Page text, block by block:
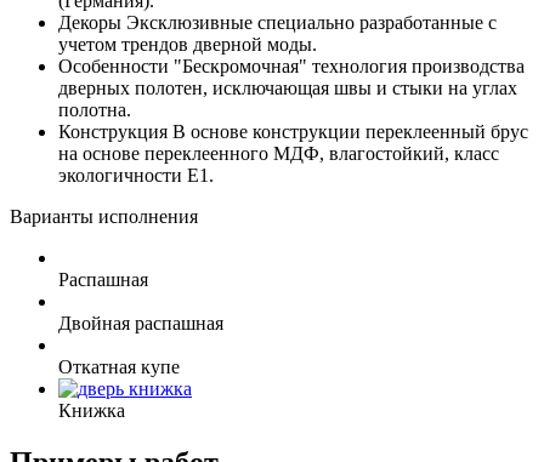
Декоры Эксклюзивные специально разработанные с
учетом трендов дверной моды.
Особенности "Бескромочная" технология производства
дверных полотен, исключающая швы и стыки на углах
полотна.
Конструкция В основе конструкции переклеенный брус
на основе переклеенного МДФ, влагостойкий, класс
экологичности Е1.
Варианты исполнения
Распашная
Двойная распашная
Откатная купе
Книжка